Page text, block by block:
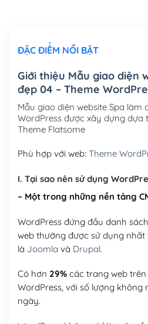
Mua thêm Host + Tên miền
Tên miền quốc tế .com .net
Tên miền Việt Nam .vn (1
Hosting 2GB SSD (1 năm)
Hosting 8GB SSD (1 năm)
ĐẶC ĐIỂM NỔI BẬT
Giới thiệu Mẫu giao diện
đẹp 04 – Theme
Mẫu giao diện website Spa làm
WordPress được xây dựng dựa
Theme Flatsome
Phù hợp với web: Theme
I. Tại sao nên sử dụng
– Một trong những nền tảng
WordPress đứng đầu danh
web thường được sử dụng nhất
là Joomla và Drupal.
Có hơn 29%các trang web
WordPress, với số lượng không
ngày.